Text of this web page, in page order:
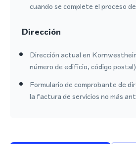
cuando se complete el proceso
Dirección
Dirección actual en
número de edificio, código
Formulario de comprobante de
la factura de servicios no más